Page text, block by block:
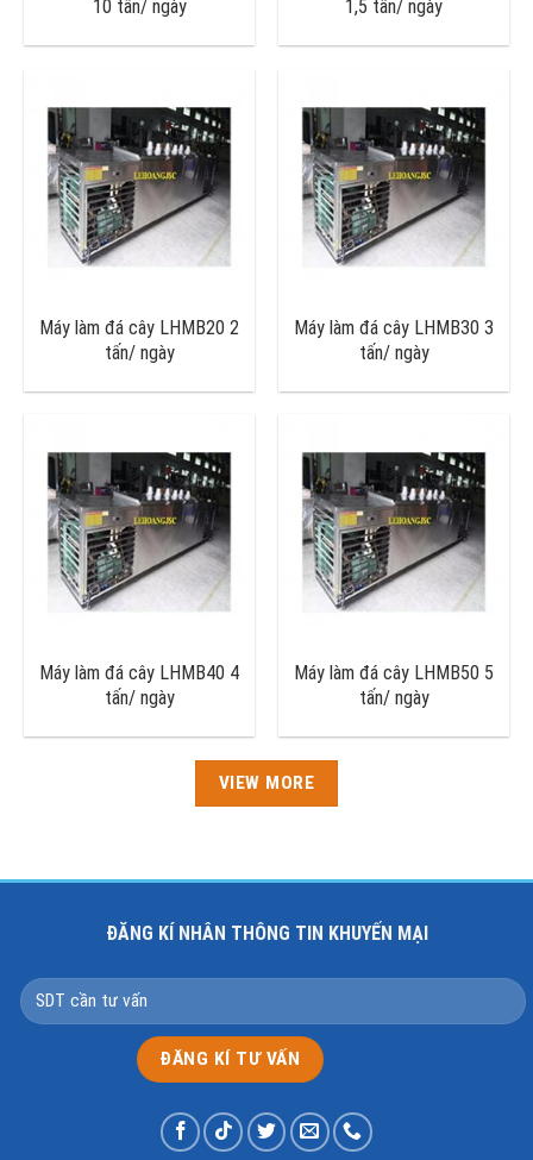
10 tấn/ ngày
1,5 tấn/ ngày
Máy làm đá cây LHMB20 2
tấn/ ngày
Máy làm đá cây LHMB30 3
tấn/ ngày
Máy làm đá cây LHMB40 4
tấn/ ngày
Máy làm đá cây LHMB50 5
tấn/ ngày
VIEW MORE
ĐĂNG KÍ NHÂN THÔNG TIN KHUYẾN MẠI